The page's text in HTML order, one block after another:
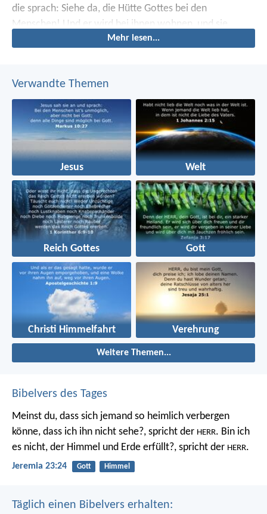
die sprach: Siehe da, die Hütte Gottes bei den
Menschen! Und er wird bei ihnen wohnen, und sie
werden seine Völker sein, und er selbst, Gott mit ihnen,
Leid noch Geschrei noch Schmerz wird mehr sein; denn
das Erste ist vergangen.
Mehr lesen...
Verwandte Themen
Jesus Welt
Reich Gottes Gott
Christi Himmelfahrt Verehrung
Weitere Themen...
Bibelvers des Tages
Meinst du, dass sich jemand so heimlich verbergen
könne, dass ich ihn nicht sehe?, spricht der HERR. Bin ich
es nicht, der Himmel und Erde erfüllt?, spricht der HERR.
Jeremia 23:24 Gott Himmel
Täglich einen Bibelvers erhalten: